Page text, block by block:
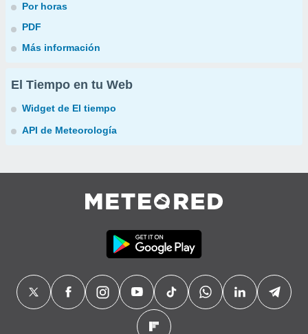
Por horas
PDF
Más información
El Tiempo en tu Web
Widget de El tiempo
API de Meteorología